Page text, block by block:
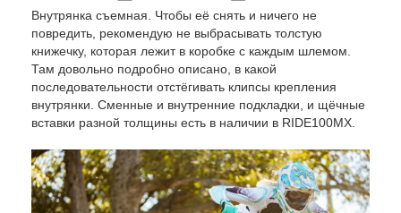
Внутрянка съемная. Чтобы её снять и ничего не
повредить, рекомендую не выбрасывать толстую
книжечку, которая лежит в коробке с каждым шлемом.
Там довольно подробно описано, в какой
последовательности отстёгивать клипсы крепления
внутрянки. Сменные и внутренние подкладки, и щёчные
вставки разной толщины есть в наличии в RIDE100MX.